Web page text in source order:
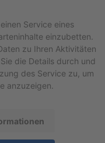
Service eines
einzubetten.
zu Ihren Aktivitäten
die Details durch und
des Service zu, um
anzuzeigen.